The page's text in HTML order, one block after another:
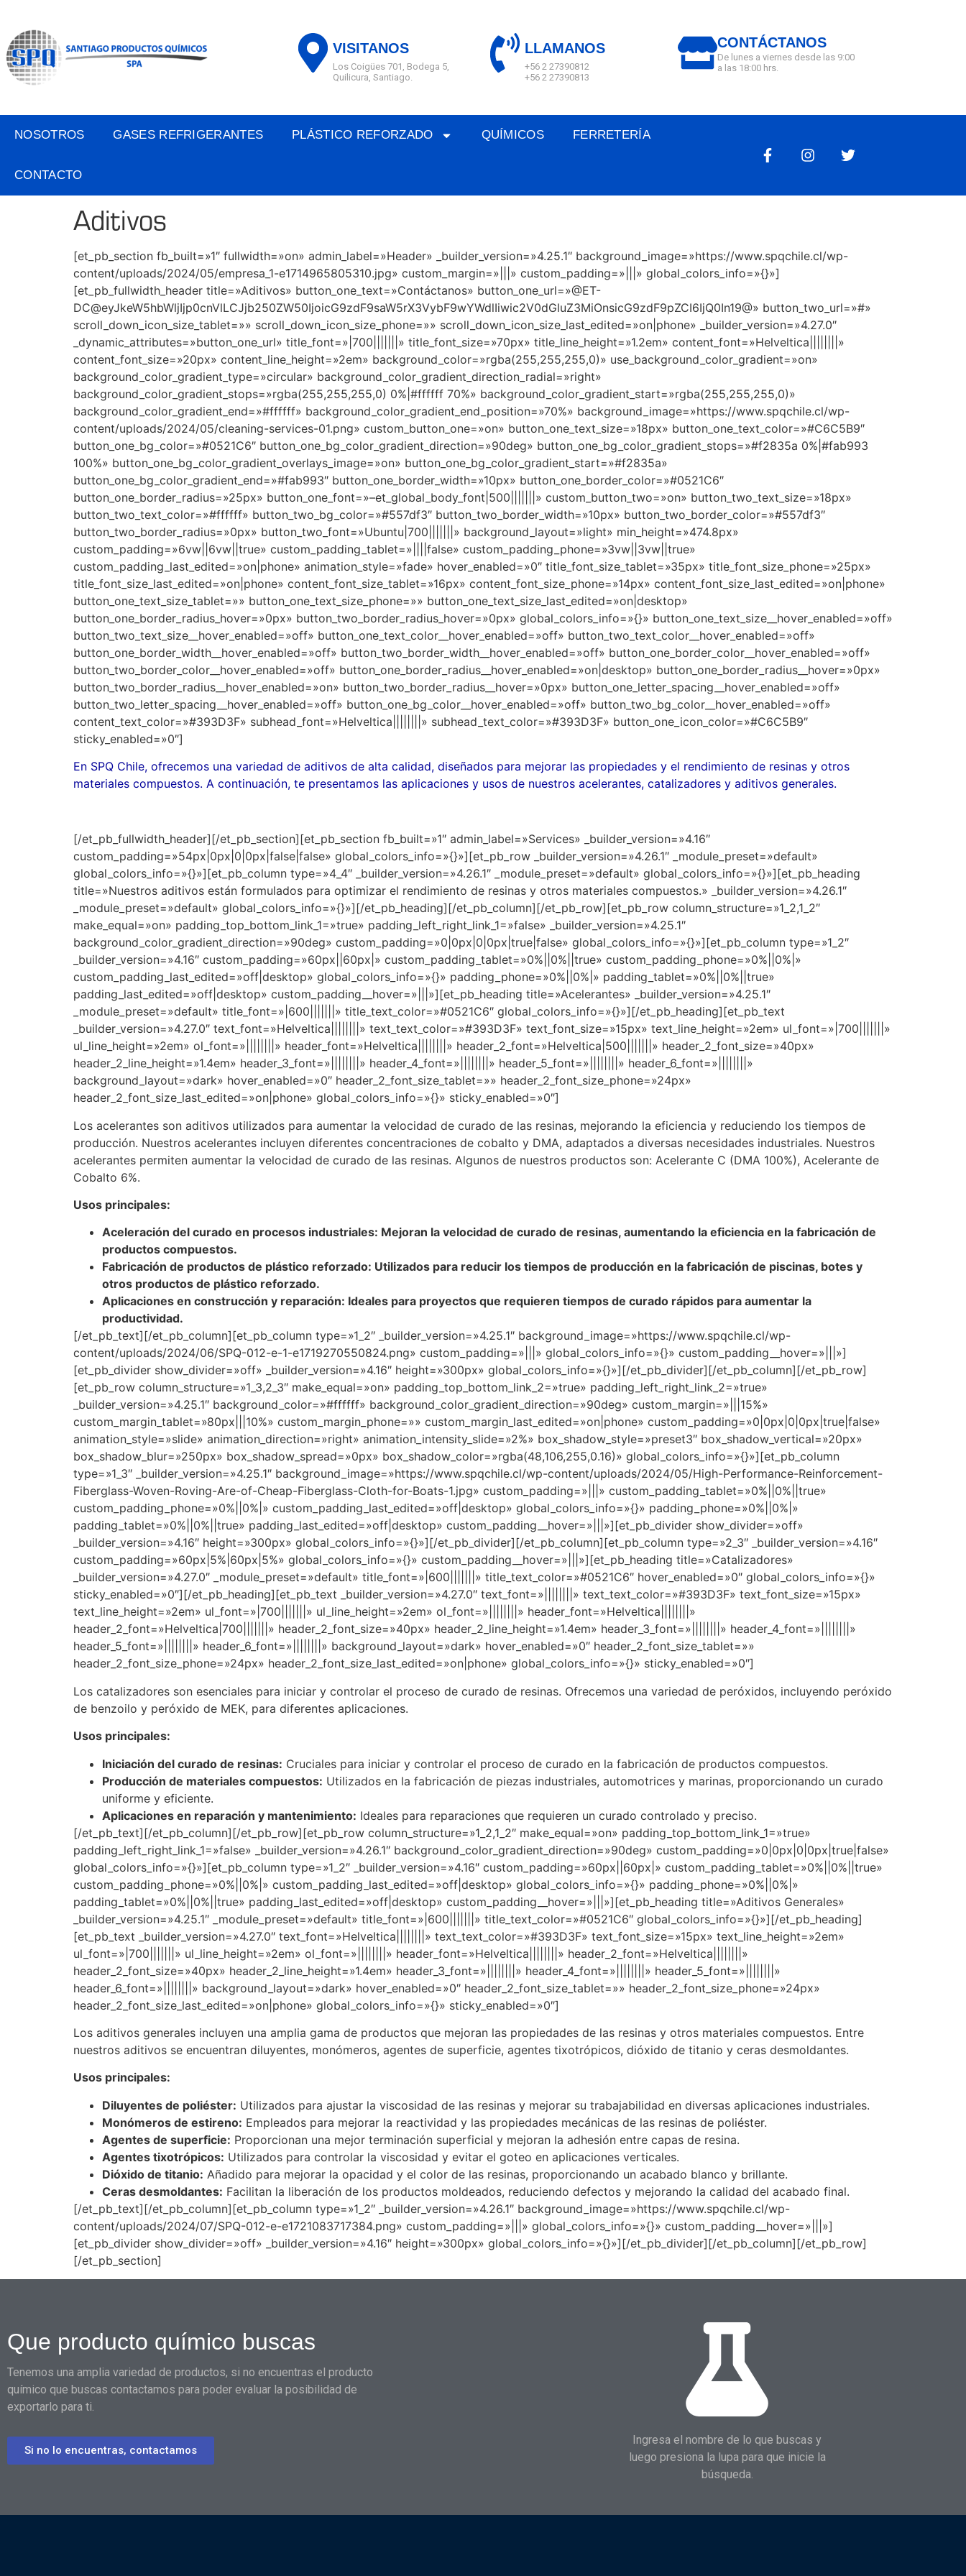
VISITANOS
Los Coigües 701, Bodega 5,
Quilicura, Santiago.
LLAMANOS
+56 2 27390812
+56 2 27390813
CONTÁCTANOS
De lunes a viernes desde las 9:00
a las 18:00 hrs.
NOSOTROS GASES REFRIGERANTES PLÁSTICO REFORZADO QUÍMICOS FERRETERÍA
CONTACTO
Aditivos
[et_pb_section fb_built=»1″ fullwidth=»on» admin_label=»Header» _builder_version=»4.25.1″ background_image=»https://www.spqchile.cl/wp-
content/uploads/2024/05/empresa_1-e1714965805310.jpg» custom_margin=»|||» custom_padding=»|||» global_colors_info=»{}»]
[et_pb_fullwidth_header title=»Aditivos» button_one_text=»Contáctanos» button_one_url=»@ET-
DC@eyJkeW5hbWljIjp0cnVlLCJjb250ZW50IjoicG9zdF9saW5rX3VybF9wYWdlIiwic2V0dGluZ3MiOnsicG9zdF9pZCI6IjQ0In19@» button_two_url=»#»
scroll_down_icon_size_tablet=»» scroll_down_icon_size_phone=»» scroll_down_icon_size_last_edited=»on|phone» _builder_version=»4.27.0″
_dynamic_attributes=»button_one_url» title_font=»|700|||||||» title_font_size=»70px» title_line_height=»1.2em» content_font=»Helveltica||||||||»
content_font_size=»20px» content_line_height=»2em» background_color=»rgba(255,255,255,0)» use_background_color_gradient=»on»
background_color_gradient_type=»circular» background_color_gradient_direction_radial=»right»
background_color_gradient_stops=»rgba(255,255,255,0) 0%|#ffffff 70%» background_color_gradient_start=»rgba(255,255,255,0)»
background_color_gradient_end=»#ffffff» background_color_gradient_end_position=»70%» background_image=»https://www.spqchile.cl/wp-
content/uploads/2024/05/cleaning-services-01.png» custom_button_one=»on» button_one_text_size=»18px» button_one_text_color=»#C6C5B9″
button_one_bg_color=»#0521C6″ button_one_bg_color_gradient_direction=»90deg» button_one_bg_color_gradient_stops=»#f2835a 0%|#fab993
100%» button_one_bg_color_gradient_overlays_image=»on» button_one_bg_color_gradient_start=»#f2835a»
button_one_bg_color_gradient_end=»#fab993″ button_one_border_width=»10px» button_one_border_color=»#0521C6″
button_one_border_radius=»25px» button_one_font=»–et_global_body_font|500|||||||» custom_button_two=»on» button_two_text_size=»18px»
button_two_text_color=»#ffffff» button_two_bg_color=»#557df3″ button_two_border_width=»10px» button_two_border_color=»#557df3″
button_two_border_radius=»0px» button_two_font=»Ubuntu|700|||||||» background_layout=»light» min_height=»474.8px»
custom_padding=»6vw||6vw||true» custom_padding_tablet=»||||false» custom_padding_phone=»3vw||3vw||true»
custom_padding_last_edited=»on|phone» animation_style=»fade» hover_enabled=»0″ title_font_size_tablet=»35px» title_font_size_phone=»25px»
title_font_size_last_edited=»on|phone» content_font_size_tablet=»16px» content_font_size_phone=»14px» content_font_size_last_edited=»on|phone»
button_one_text_size_tablet=»» button_one_text_size_phone=»» button_one_text_size_last_edited=»on|desktop»
button_one_border_radius_hover=»0px» button_two_border_radius_hover=»0px» global_colors_info=»{}» button_one_text_size__hover_enabled=»off»
button_two_text_size__hover_enabled=»off» button_one_text_color__hover_enabled=»off» button_two_text_color__hover_enabled=»off»
button_one_border_width__hover_enabled=»off» button_two_border_width__hover_enabled=»off» button_one_border_color__hover_enabled=»off»
button_two_border_color__hover_enabled=»off» button_one_border_radius__hover_enabled=»on|desktop» button_one_border_radius__hover=»0px»
button_two_border_radius__hover_enabled=»on» button_two_border_radius__hover=»0px» button_one_letter_spacing__hover_enabled=»off»
button_two_letter_spacing__hover_enabled=»off» button_one_bg_color__hover_enabled=»off» button_two_bg_color__hover_enabled=»off»
content_text_color=»#393D3F» subhead_font=»Helveltica||||||||» subhead_text_color=»#393D3F» button_one_icon_color=»#C6C5B9″
sticky_enabled=»0″]
En SPQ Chile, ofrecemos una variedad de aditivos de alta calidad, diseñados para mejorar las propiedades y el rendimiento de resinas y otros
materiales compuestos. A continuación, te presentamos las aplicaciones y usos de nuestros acelerantes, catalizadores y aditivos generales.
[/et_pb_fullwidth_header][/et_pb_section][et_pb_section fb_built=»1″ admin_label=»Services» _builder_version=»4.16″
custom_padding=»54px|0px|0|0px|false|false» global_colors_info=»{}»][et_pb_row _builder_version=»4.26.1″ _module_preset=»default»
global_colors_info=»{}»][et_pb_column type=»4_4″ _builder_version=»4.26.1″ _module_preset=»default» global_colors_info=»{}»][et_pb_heading
title=»Nuestros aditivos están formulados para optimizar el rendimiento de resinas y otros materiales compuestos.» _builder_version=»4.26.1″
_module_preset=»default» global_colors_info=»{}»][/et_pb_heading][/et_pb_column][/et_pb_row][et_pb_row column_structure=»1_2,1_2″
make_equal=»on» padding_top_bottom_link_1=»true» padding_left_right_link_1=»false» _builder_version=»4.25.1″
background_color_gradient_direction=»90deg» custom_padding=»0|0px|0|0px|true|false» global_colors_info=»{}»][et_pb_column type=»1_2″
_builder_version=»4.16″ custom_padding=»60px||60px|» custom_padding_tablet=»0%||0%||true» custom_padding_phone=»0%||0%|»
custom_padding_last_edited=»off|desktop» global_colors_info=»{}» padding_phone=»0%||0%|» padding_tablet=»0%||0%||true»
padding_last_edited=»off|desktop» custom_padding__hover=»|||»][et_pb_heading title=»Acelerantes» _builder_version=»4.25.1″
_module_preset=»default» title_font=»|600|||||||» title_text_color=»#0521C6″ global_colors_info=»{}»][/et_pb_heading][et_pb_text
_builder_version=»4.27.0″ text_font=»Helveltica||||||||» text_text_color=»#393D3F» text_font_size=»15px» text_line_height=»2em» ul_font=»|700|||||||»
ul_line_height=»2em» ol_font=»||||||||» header_font=»Helveltica||||||||» header_2_font=»Helveltica|500|||||||» header_2_font_size=»40px»
header_2_line_height=»1.4em» header_3_font=»||||||||» header_4_font=»||||||||» header_5_font=»||||||||» header_6_font=»||||||||»
background_layout=»dark» hover_enabled=»0″ header_2_font_size_tablet=»» header_2_font_size_phone=»24px»
header_2_font_size_last_edited=»on|phone» global_colors_info=»{}» sticky_enabled=»0″]
Los acelerantes son aditivos utilizados para aumentar la velocidad de curado de las resinas, mejorando la eficiencia y reduciendo los tiempos de
producción. Nuestros acelerantes incluyen diferentes concentraciones de cobalto y DMA, adaptados a diversas necesidades industriales. Nuestros
acelerantes permiten aumentar la velocidad de curado de las resinas. Algunos de nuestros productos son: Acelerante C (DMA 100%), Acelerante de
Cobalto 6%.
Usos principales:
Aceleración del curado en procesos industriales: Mejoran la velocidad de curado de resinas, aumentando la eficiencia en la fabricación de
productos compuestos.
Fabricación de productos de plástico reforzado: Utilizados para reducir los tiempos de producción en la fabricación de piscinas, botes y
otros productos de plástico reforzado.
Aplicaciones en construcción y reparación: Ideales para proyectos que requieren tiempos de curado rápidos para aumentar la
productividad.
[/et_pb_text][/et_pb_column][et_pb_column type=»1_2″ _builder_version=»4.25.1″ background_image=»https://www.spqchile.cl/wp-
content/uploads/2024/06/SPQ-012-e-1-e1719270550824.png» custom_padding=»|||» global_colors_info=»{}» custom_padding__hover=»|||»]
[et_pb_divider show_divider=»off» _builder_version=»4.16″ height=»300px» global_colors_info=»{}»][/et_pb_divider][/et_pb_column][/et_pb_row]
[et_pb_row column_structure=»1_3,2_3″ make_equal=»on» padding_top_bottom_link_2=»true» padding_left_right_link_2=»true»
_builder_version=»4.25.1″ background_color=»#ffffff» background_color_gradient_direction=»90deg» custom_margin=»|||15%»
custom_margin_tablet=»80px|||10%» custom_margin_phone=»» custom_margin_last_edited=»on|phone» custom_padding=»0|0px|0|0px|true|false»
animation_style=»slide» animation_direction=»right» animation_intensity_slide=»2%» box_shadow_style=»preset3″ box_shadow_vertical=»20px»
box_shadow_blur=»250px» box_shadow_spread=»0px» box_shadow_color=»rgba(48,106,255,0.16)» global_colors_info=»{}»][et_pb_column
type=»1_3″ _builder_version=»4.25.1″ background_image=»https://www.spqchile.cl/wp-content/uploads/2024/05/High-Performance-Reinforcement-
Fiberglass-Woven-Roving-Are-of-Cheap-Fiberglass-Cloth-for-Boats-1.jpg» custom_padding=»|||» custom_padding_tablet=»0%||0%||true»
custom_padding_phone=»0%||0%|» custom_padding_last_edited=»off|desktop» global_colors_info=»{}» padding_phone=»0%||0%|»
padding_tablet=»0%||0%||true» padding_last_edited=»off|desktop» custom_padding__hover=»|||»][et_pb_divider show_divider=»off»
_builder_version=»4.16″ height=»300px» global_colors_info=»{}»][/et_pb_divider][/et_pb_column][et_pb_column type=»2_3″ _builder_version=»4.16″
custom_padding=»60px|5%|60px|5%» global_colors_info=»{}» custom_padding__hover=»|||»][et_pb_heading title=»Catalizadores»
_builder_version=»4.27.0″ _module_preset=»default» title_font=»|600|||||||» title_text_color=»#0521C6″ hover_enabled=»0″ global_colors_info=»{}»
sticky_enabled=»0″][/et_pb_heading][et_pb_text _builder_version=»4.27.0″ text_font=»||||||||» text_text_color=»#393D3F» text_font_size=»15px»
text_line_height=»2em» ul_font=»|700|||||||» ul_line_height=»2em» ol_font=»||||||||» header_font=»Helveltica||||||||»
header_2_font=»Helveltica|700|||||||» header_2_font_size=»40px» header_2_line_height=»1.4em» header_3_font=»||||||||» header_4_font=»||||||||»
header_5_font=»||||||||» header_6_font=»||||||||» background_layout=»dark» hover_enabled=»0″ header_2_font_size_tablet=»»
header_2_font_size_phone=»24px» header_2_font_size_last_edited=»on|phone» global_colors_info=»{}» sticky_enabled=»0″]
Los catalizadores son esenciales para iniciar y controlar el proceso de curado de resinas. Ofrecemos una variedad de peróxidos, incluyendo peróxido
de benzoilo y peróxido de MEK, para diferentes aplicaciones.
Usos principales:
Iniciación del curado de resinas: Cruciales para iniciar y controlar el proceso de curado en la fabricación de productos compuestos.
Producción de materiales compuestos: Utilizados en la fabricación de piezas industriales, automotrices y marinas, proporcionando un curado
uniforme y eficiente.
Aplicaciones en reparación y mantenimiento: Ideales para reparaciones que requieren un curado controlado y preciso.
[/et_pb_text][/et_pb_column][/et_pb_row][et_pb_row column_structure=»1_2,1_2″ make_equal=»on» padding_top_bottom_link_1=»true»
padding_left_right_link_1=»false» _builder_version=»4.26.1″ background_color_gradient_direction=»90deg» custom_padding=»0|0px|0|0px|true|false»
global_colors_info=»{}»][et_pb_column type=»1_2″ _builder_version=»4.16″ custom_padding=»60px||60px|» custom_padding_tablet=»0%||0%||true»
custom_padding_phone=»0%||0%|» custom_padding_last_edited=»off|desktop» global_colors_info=»{}» padding_phone=»0%||0%|»
padding_tablet=»0%||0%||true» padding_last_edited=»off|desktop» custom_padding__hover=»|||»][et_pb_heading title=»Aditivos Generales»
_builder_version=»4.25.1″ _module_preset=»default» title_font=»|600|||||||» title_text_color=»#0521C6″ global_colors_info=»{}»][/et_pb_heading]
[et_pb_text _builder_version=»4.27.0″ text_font=»Helveltica||||||||» text_text_color=»#393D3F» text_font_size=»15px» text_line_height=»2em»
ul_font=»|700|||||||» ul_line_height=»2em» ol_font=»||||||||» header_font=»Helveltica||||||||» header_2_font=»Helveltica||||||||»
header_2_font_size=»40px» header_2_line_height=»1.4em» header_3_font=»||||||||» header_4_font=»||||||||» header_5_font=»||||||||»
header_6_font=»||||||||» background_layout=»dark» hover_enabled=»0″ header_2_font_size_tablet=»» header_2_font_size_phone=»24px»
header_2_font_size_last_edited=»on|phone» global_colors_info=»{}» sticky_enabled=»0″]
Los aditivos generales incluyen una amplia gama de productos que mejoran las propiedades de las resinas y otros materiales compuestos. Entre
nuestros aditivos se encuentran diluyentes, monómeros, agentes de superficie, agentes tixotrópicos, dióxido de titanio y ceras desmoldantes.
Usos principales:
Diluyentes de poliéster: Utilizados para ajustar la viscosidad de las resinas y mejorar su trabajabilidad en diversas aplicaciones industriales.
Monómeros de estireno: Empleados para mejorar la reactividad y las propiedades mecánicas de las resinas de poliéster.
Agentes de superficie: Proporcionan una mejor terminación superficial y mejoran la adhesión entre capas de resina.
Agentes tixotrópicos: Utilizados para controlar la viscosidad y evitar el goteo en aplicaciones verticales.
Dióxido de titanio: Añadido para mejorar la opacidad y el color de las resinas, proporcionando un acabado blanco y brillante.
Ceras desmoldantes: Facilitan la liberación de los productos moldeados, reduciendo defectos y mejorando la calidad del acabado final.
[/et_pb_text][/et_pb_column][et_pb_column type=»1_2″ _builder_version=»4.26.1″ background_image=»https://www.spqchile.cl/wp-
content/uploads/2024/07/SPQ-012-e-e1721083717384.png» custom_padding=»|||» global_colors_info=»{}» custom_padding__hover=»|||»]
[et_pb_divider show_divider=»off» _builder_version=»4.16″ height=»300px» global_colors_info=»{}»][/et_pb_divider][/et_pb_column][/et_pb_row]
[/et_pb_section]
Que producto químico buscas
Tenemos una amplia variedad de productos, si no encuentras el producto
químico que buscas contactamos para poder evaluar la posibilidad de
exportarlo para ti.
Si no lo encuentras, contactamos
Ingresa el nombre de lo que buscas y
luego presiona la lupa para que inicie la
búsqueda.